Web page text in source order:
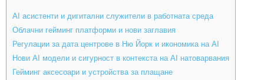
AI асистенти и дигитални служители в работната среда
Облачни гейминг платформи и нови заглавия
Регулации за дата центрове в Ню Йорк и икономика на AI
Нови AI модели и сигурност в контекста на AI натоварвания
Гейминг аксесоари и устройства за плащане